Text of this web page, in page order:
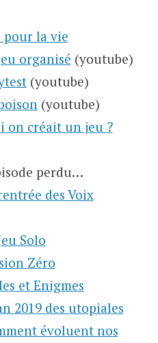
pour la vie
organisé (youtube)
(youtube)
(youtube)
on créait un jeu ?
perdu…
des Voix
Solo
Zéro
et Enigmes
2019 des utopiales
évoluent nos